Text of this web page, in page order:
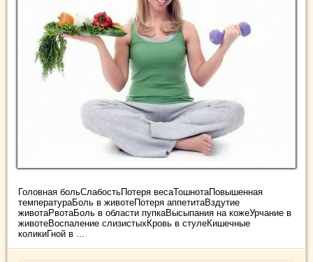
Головная больСлабостьПотеря весаТошнотаПовышенная
температураБоль в животеПотеря аппетитаВздутие
животаРвотаБоль в области пупкаВысыпания на кожеУрчание в
животеВоспаление слизистыхКровь в стулеКишечные
коликиГной в ...